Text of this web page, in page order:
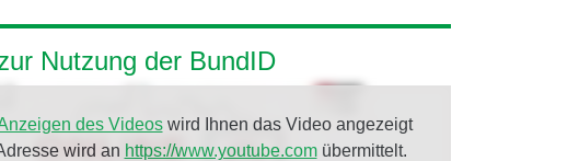
Nutzung der BundID
des Videoswird Ihnen das Video angezeigt
wird an https://www.youtube.comübermittelt.